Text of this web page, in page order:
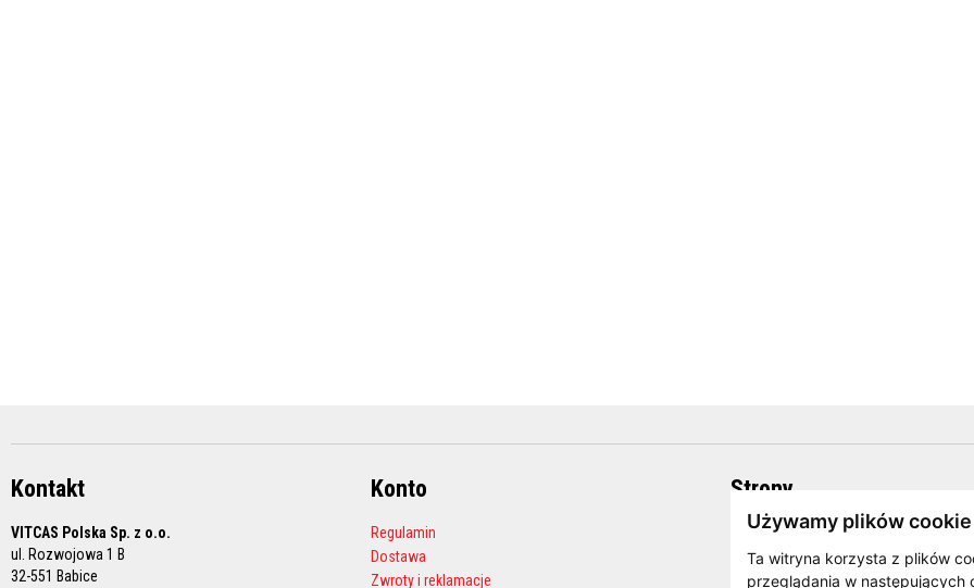
Używamy plików cookie
Ta witryna korzysta z plików
przeglądania w następujących
kominkowe
Kleje
Cyrkonowe
materiały
ogniotrwałe
Kontakt
VITCAS Polska Sp. z o.o.
ul. Rozwojowa 1 B
32-551 Babice
Konto
Regulamin
Dostawa
Zwroty i reklamacje
Strony
O firmie
Strona internetowa producenta
Blog